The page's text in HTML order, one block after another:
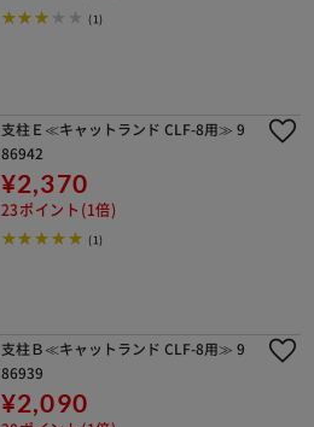
(1)
支柱Ｅ≪キャットランド CLF-8用≫ 9
86942
¥2,370
23ポイント(1倍)
(1)
支柱Ｂ≪キャットランド CLF-8用≫ 9
86939
¥2,090